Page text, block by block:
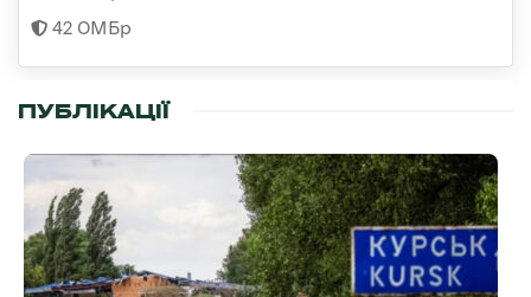
42 ОМБр
ПУБЛІКАЦІЇ